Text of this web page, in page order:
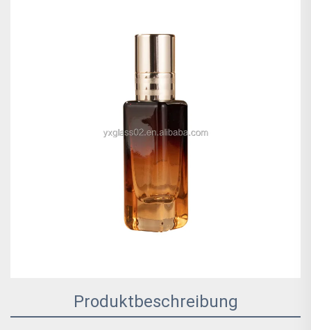
Produktbeschreibung